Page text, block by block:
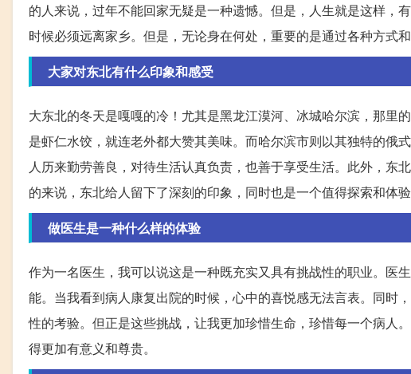
的人来说，过年不能回家无疑是一种遗憾。但是，人生就是这样，
时候必须远离家乡。但是，无论身在何处，重要的是通过各种方式
大家对东北有什么印象和感受
大东北的冬天是嘎嘎的冷！尤其是黑龙江漠河、冰城哈尔滨，那里
是虾仁水饺，就连老外都大赞其美味。而哈尔滨市则以其独特的俄
人历来勤劳善良，对待生活认真负责，也善于享受生活。此外，东
的来说，东北给人留下了深刻的印象，同时也是一个值得探索和体验
做医生是一种什么样的体验
作为一名医生，我可以说这是一种既充实又具有挑战性的职业。医
能。当我看到病人康复出院的时候，心中的喜悦感无法言表。同时
性的考验。但正是这些挑战，让我更加珍惜生命，珍惜每一个病人
得更加有意义和尊贵。